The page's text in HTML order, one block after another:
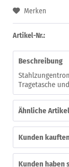
Merken
Artikel-Nr.:
Beschreibung
Tragetasche
Ähnliche Artikel
Kunden
Kunden haben